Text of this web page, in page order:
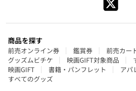
商品を探す
前売オンライン券 鑑賞券
前売カー
グッズムビチケ
映画GIFT対象商品
映画GIFT
書籍・パンフレット アパ
すべてのグッズ